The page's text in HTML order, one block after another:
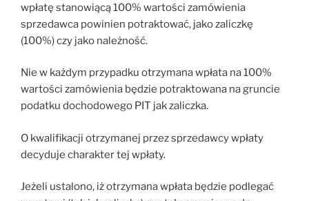
wpłatę stanowiącą 100% wartości zamówienia
sprzedawca powinien potraktować, jako zaliczkę
(100%) czy jako należność.
Nie w każdym przypadku otrzymana wpłata na 100%
wartości zamówienia będzie potraktowana na gruncie
podatku dochodowego PIT jak zaliczka.
O kwalifikacji otrzymanej przez sprzedawcy wpłaty
decyduje charakter tej wpłaty.
Jeżeli ustalono, iż otrzymana wpłata będzie podlegać